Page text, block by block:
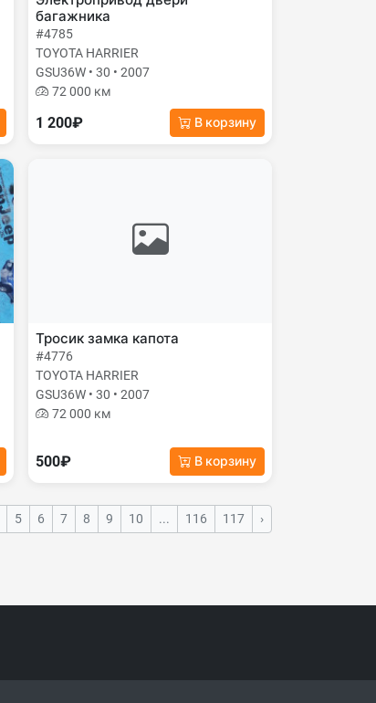
багажника
#4785
TOYOTA HARRIER
GSU36W • 30 • 2007
72 000 км
1 200₽ В корзину
Тросик замка капота
#4776
TOYOTA HARRIER
GSU36W • 30 • 2007
72 000 км
500₽ В корзину
5 6 7 8 9 10 ... 116 117 ›